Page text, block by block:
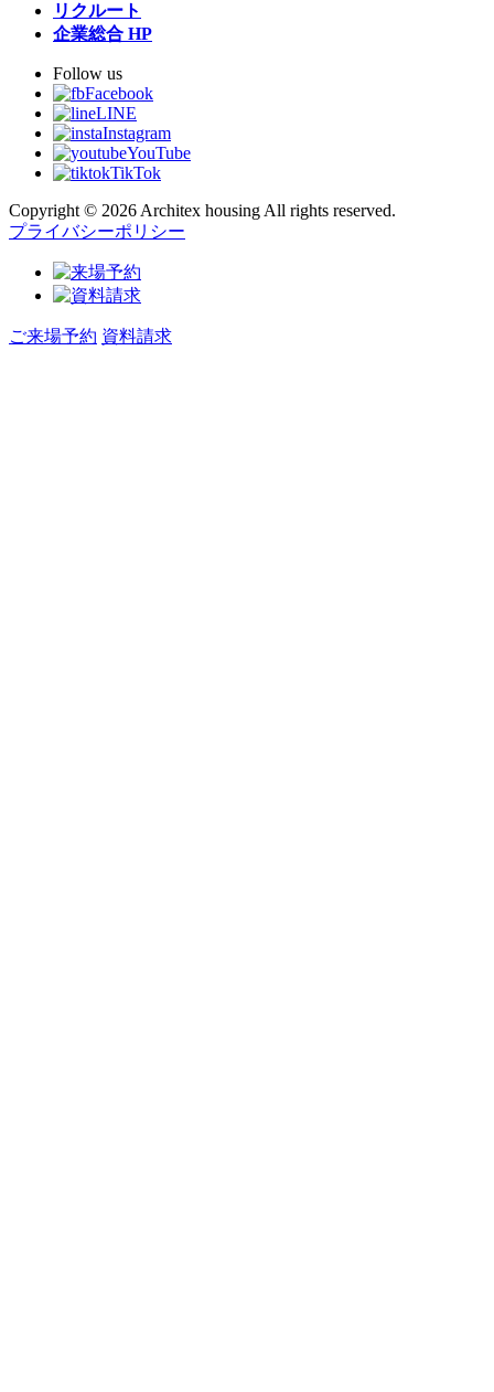
リクルート
企業総合 HP
Follow us
Facebook
LINE
Instagram
YouTube
TikTok
Copyright © 2026 Architex housing All rights reserved.
プライバシーポリシー
ご来場予約 資料請求